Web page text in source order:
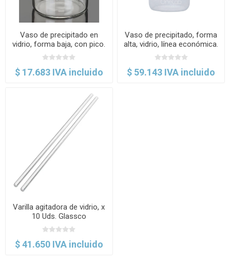
Vaso de precipitado en
vidrio, forma baja, con pico.
Glassco
$ 17.683 IVA incluido
Vaso de precipitado, forma
alta, vidrio, línea económica.
Labscient
$ 59.143 IVA incluido
Varilla agitadora de vidrio, x
10 Uds. Glassco
$ 41.650 IVA incluido